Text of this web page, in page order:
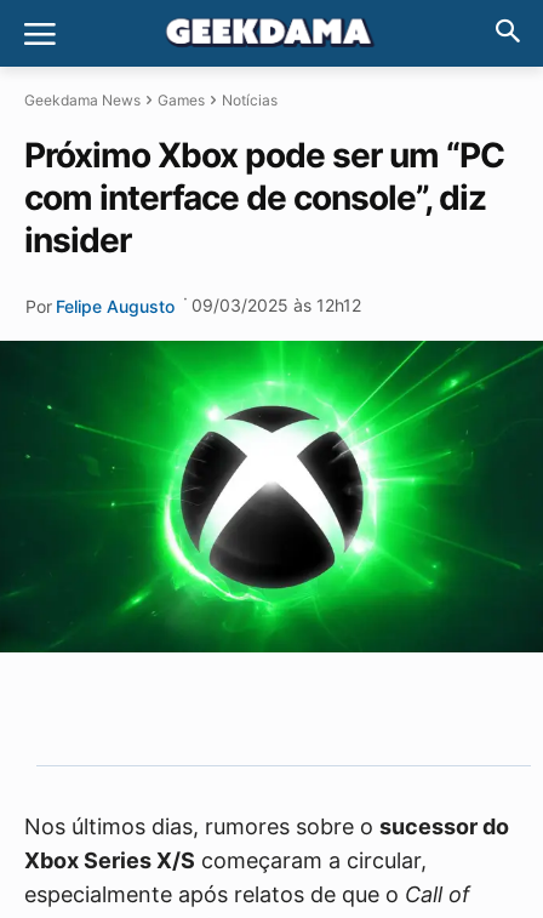
Geekdama News Games Notícias
Próximo Xbox pode ser um “PC
com interface de console”, diz
insider
Por Felipe Augusto · 09/03/2025 às 12h12
Nos últimos dias, rumores sobre o sucessor do
Xbox Series X/S começaram a circular,
especialmente após relatos de que o Call of